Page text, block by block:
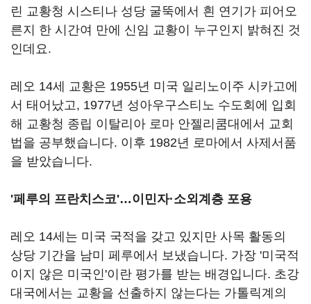
린 교황청 시스티나 성당 굴뚝에서 흰 연기가 피어오
른지 한 시간여 만에 신임 교황이 누구인지 밝혀진 것
인데요.
레오 14세 교황은 1955년 미국 일리노이주 시카고에
서 태어났고, 1977년 성아우구스티노 수도회에 입회
해 교황청 종립 이탈리아 로마 안젤리쿰대에서 교회
법을 공부했습니다. 이후 1982년 로마에서 사제서품
을 받았습니다.
'페루의 프란치스코'…이민자·소외계층 포용
레오 14세는 미국 국적을 갖고 있지만 사목 활동의
상당 기간을 남미 페루에서 보냈습니다. 가장 '미국적
이지 않은 미국인'이란 평가를 받는 배경입니다. 초강
대국에서는 교황을 선출하지 않는다는 가톨릭계의